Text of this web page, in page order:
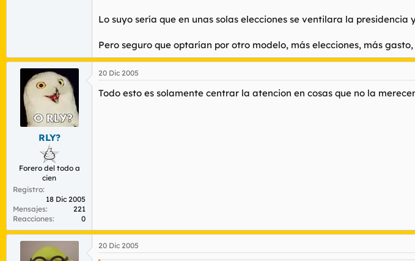
Lo suyo sería que en unas solas elecciones se ventilara la presidencia
Pero seguro que optarían por otro modelo, más elecciones, más
RLY?
Forero del todo a
cien
Registro
18 Dic 2005
Mensajes
221
Reacciones
0
20 Dic 2005
Todo esto es solamente centrar la atencion en cosas que no la
20 Dic 2005